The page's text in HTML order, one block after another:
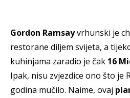
Gordon Ramsayvrhunski je
restorane diljem svijeta, a
kuhinjama zaradio je čak 16
Ipak, nisu zvjezdice ono što je
godina mučilo. Naime, ovaj